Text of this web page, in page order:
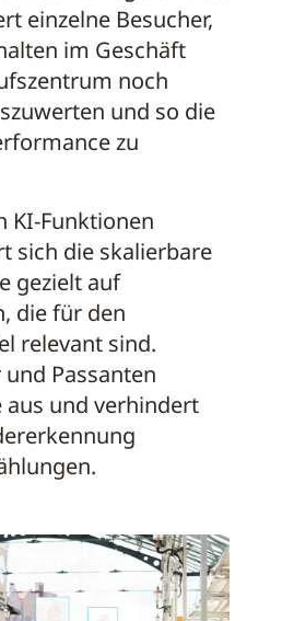
einzelne Besucher,
im Geschäft
noch
und so die
zu
KI-Funktionen
sich die skalierbare
gezielt auf
die für den
relevant sind.
Passanten
aus und verhindert